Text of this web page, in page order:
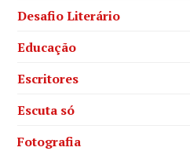
Desafio Literário
Educação
Escritores
Escuta só
Fotografia